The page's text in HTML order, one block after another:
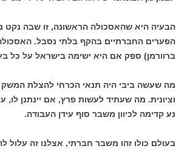
הבעיה היא שהאסכולה הראשונה, זו שבה נקט
הפערים החברתיים בהקף בלתי נסבל.
ברוורמן) ספק אם היא ישימה בישראל על כל
מה שעשה ביבי היה תנאי הכרחי להצלת המשק
וציונית. מה שעתיד לעשות פרץ, אם יינתנן לו,
נע קדימה לכיוון משבר סוף עידן העבודה.
בעולם כולו זהו משבר חברתי, אצלנו זה עלול